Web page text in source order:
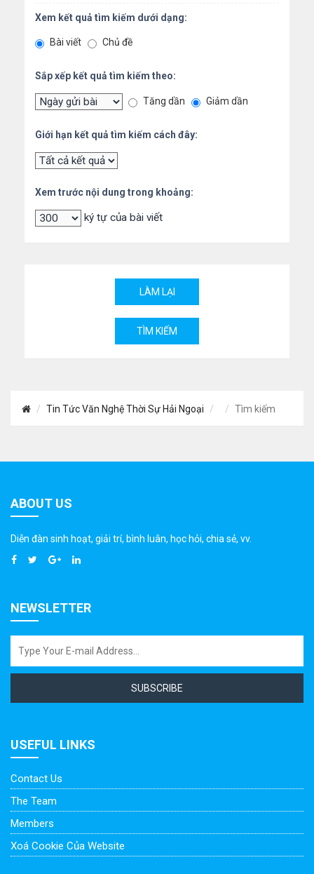
Xem kết quả tìm kiếm dưới dạng:
Bài viết Chủ đề
Sắp xếp kết quả tìm kiếm theo:
Tăng dần Giảm dần
Giới hạn kết quả tìm kiếm cách đây:
Xem trước nội dung trong khoảng:
ký tự của bài viết
Tin Tức Văn Nghệ Thời Sự Hải Ngoại Tìm kiếm
ABOUT US
Diễn đàn sinh hoạt, giải trí, bình luân, học hỏi, chia sẻ, vv.
NEWSLETTER
SUBSCRIBE
USEFUL LINKS
Contact Us
The Team
Members
Xoá Cookie Của Website